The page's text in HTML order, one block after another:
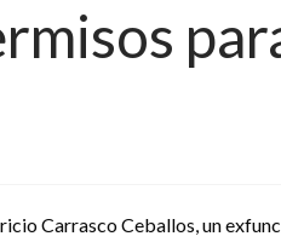
Carrasco Ceballos, un